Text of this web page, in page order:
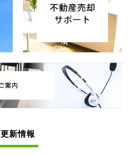
更新情報